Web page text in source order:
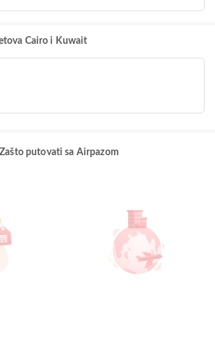
Cairo i Kuwait
Zašto putovati sa Airpazom